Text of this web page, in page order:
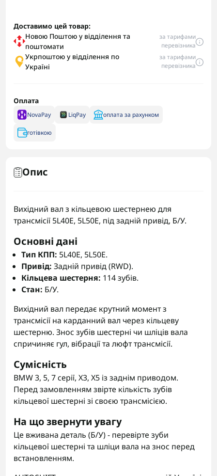
Доставимо цей товар:
Новою Поштою у відділення та
поштомати
за тарифами
перевізника
Укрпоштою у відділення по
Україні
за тарифами
перевізника
Оплата
NovaPay LiqPay оплата за рахунком
готівкою
Опис
Вихідний вал з кільцевою шестернею для
трансмісії 5L40E, 5L50E, під задній привід, Б/У.
Основні дані
Тип КПП: 5L40E, 5L50E.
Привід: Задній привід (RWD).
Кільцева шестерня: 114 зубів.
Стан: Б/У.
Вихідний вал передає крутний момент з
трансмісії на карданний вал через кільцеву
шестерню. Знос зубів шестерні чи шліців вала
спричиняє гул, вібрації та люфт трансмісії.
Сумісність
BMW 3, 5, 7 серії, X3, X5 із заднім приводом.
Перед замовленням звірте кількість зубів
кільцевої шестерні зі своєю трансмісією.
На що звернути увагу
Це вживана деталь (Б/У) - перевірте зуби
кільцевої шестерні та шліци вала на знос перед
встановленням.